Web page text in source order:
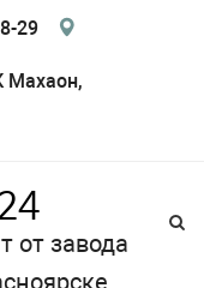
29
Махаон,
от завода